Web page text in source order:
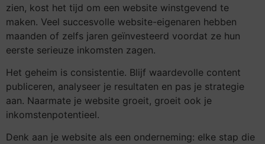
zien, kost het tijd om een website winstgevend te
maken. Veel succesvolle website-eigenaren hebben
maanden of zelfs jaren geïnvesteerd voordat ze hun
eerste serieuze inkomsten zagen.
Het geheim is consistentie. Blijf waardevolle content
publiceren, analyseer je resultaten en pas je strategie
aan. Naarmate je website groeit, groeit ook je
inkomstenpotentieel.
Denk aan je website als een onderneming: elke stap die